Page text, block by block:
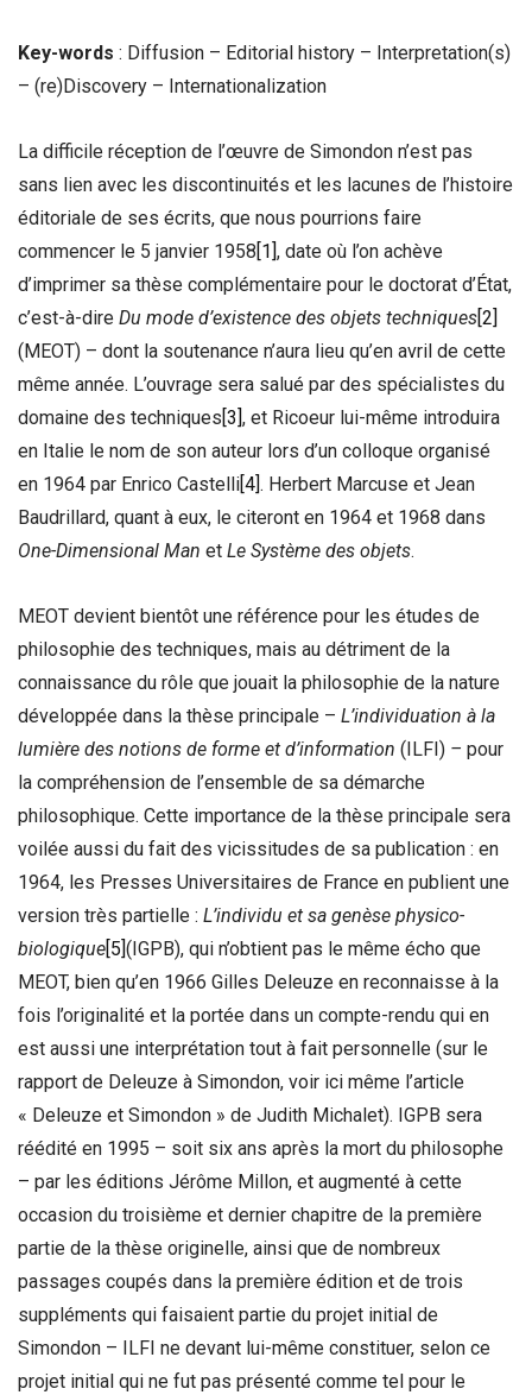
Key-words : Diffusion – Editorial history – Interpretation(s)
– (re)Discovery – Internationalization
La difficile réception de l’œuvre de Simondon n’est pas
sans lien avec les discontinuités et les lacunes de l’histoire
éditoriale de ses écrits, que nous pourrions faire
commencer le 5 janvier 1958[1], date où l’on achève
d’imprimer sa thèse complémentaire pour le doctorat d’État,
c’est-à-dire Du mode d’existence des objets techniques[2]
(MEOT) – dont la soutenance n’aura lieu qu’en avril de cette
même année. L’ouvrage sera salué par des spécialistes du
domaine des techniques[3], et Ricoeur lui-même introduira
en Italie le nom de son auteur lors d’un colloque organisé
en 1964 par Enrico Castelli[4]. Herbert Marcuse et Jean
Baudrillard, quant à eux, le citeront en 1964 et 1968 dans
One-Dimensional Man et Le Système des objets.
MEOT devient bientôt une référence pour les études de
philosophie des techniques, mais au détriment de la
connaissance du rôle que jouait la philosophie de la nature
développée dans la thèse principale – L’individuation à la
lumière des notions de forme et d’information (ILFI) – pour
la compréhension de l’ensemble de sa démarche
philosophique. Cette importance de la thèse principale sera
voilée aussi du fait des vicissitudes de sa publication : en
1964, les Presses Universitaires de France en publient une
version très partielle : L’individu et sa genèse physico-
biologique [5] (IGPB), qui n’obtient pas le même écho que
MEOT, bien qu’en 1966 Gilles Deleuze en reconnaisse à la
fois l’originalité et la portée dans un compte-rendu qui en
est aussi une interprétation tout à fait personnelle (sur le
rapport de Deleuze à Simondon, voir ici même l’article
« Deleuze et Simondon » de Judith Michalet). IGPB sera
réédité en 1995 – soit six ans après la mort du philosophe
– par les éditions Jérôme Millon, et augmenté à cette
occasion du troisième et dernier chapitre de la première
partie de la thèse originelle, ainsi que de nombreux
passages coupés dans la première édition et de trois
suppléments qui faisaient partie du projet initial de
Simondon – ILFI ne devant lui-même constituer, selon ce
projet initial qui ne fut pas présenté comme tel pour le